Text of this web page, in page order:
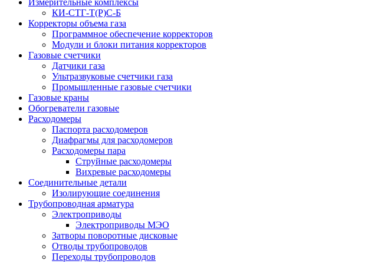
Измерительные комплексы
КИ-СТГ-Т(Р)С-Б
Корректоры объема газа
Программное обеспечение корректоров
Модули и блоки питания корректоров
Газовые счетчики
Датчики газа
Ультразвуковые счетчики газа
Промышленные газовые счетчики
Газовые краны
Обогреватели газовые
Расходомеры
Паспорта расходомеров
Диафрагмы для расходомеров
Расходомеры пара
Струйные расходомеры
Вихревые расходомеры
Соединительные детали
Изолирующие соединения
Трубопроводная арматура
Электроприводы
Электроприводы МЭО
Затворы поворотные дисковые
Отводы трубопроводов
Переходы трубопроводов